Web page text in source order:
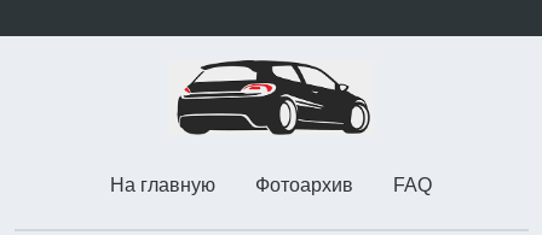
На главную Фотоархив FAQ